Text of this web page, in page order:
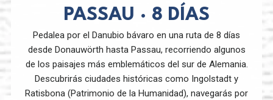
PASSAU · 8 DÍAS
Pedalea por el Danubio bávaro en una ruta de 8 días
desde Donauwörth hasta Passau, recorriendo algunos
de los paisajes más emblemáticos del sur de Alemania.
Descubrirás ciudades históricas como Ingolstadt y
Ratisbona (Patrimonio de la Humanidad), navegarás por